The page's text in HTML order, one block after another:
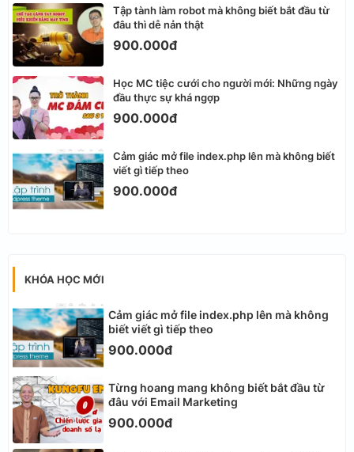
Tập tành làm robot mà không biết bắt đầu từ
đâu thì dễ nản thật
900.000đ
Học MC tiệc cưới cho người mới: Những ngày
đầu thực sự khá ngợp
900.000đ
Cảm giác mở file index.php lên mà không biết
viết gì tiếp theo
900.000đ
KHÓA HỌC MỚI
Cảm giác mở file index.php lên mà không
biết viết gì tiếp theo
900.000đ
Từng hoang mang không biết bắt đầu từ
đâu với Email Marketing
900.000đ